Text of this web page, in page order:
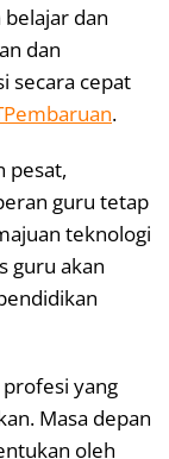
dan
dan
secara cepat
.
pesat,
guru tetap
teknologi
guru akan
yang
Masa depan
oleh